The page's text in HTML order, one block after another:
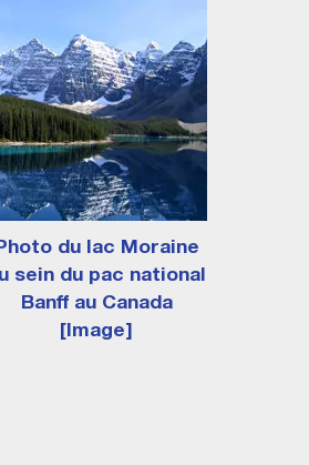
du lac Moraine
sein du pac national
Banff au Canada
[Image]